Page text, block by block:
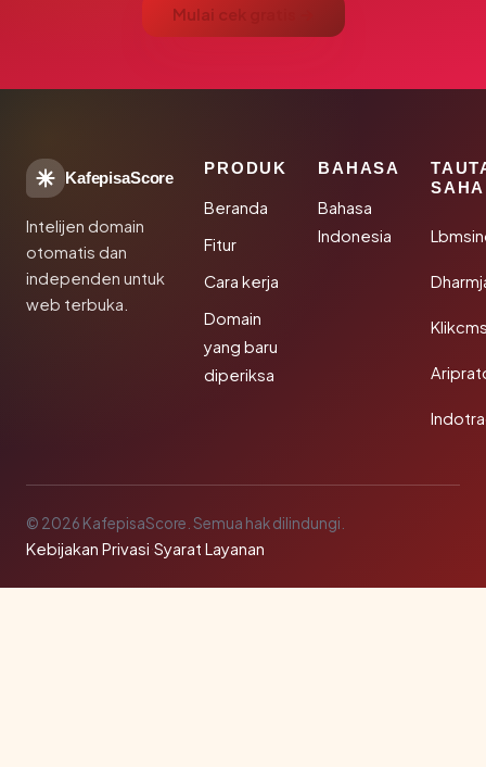
Mulai cek gratis →
KafepisaScore
Intelijen domain
otomatis dan
independen untuk
web terbuka.
PRODUK
Beranda
Fitur
Cara kerja
Domain
yang baru
diperiksa
BAHASA
Bahasa
Indonesia
© 2026 KafepisaScore. Semua hak dilindungi.
Kebijakan Privasi·Syarat Layanan